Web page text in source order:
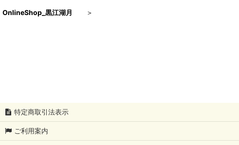
OnlineShop_黒江湖月 ＞
特定商取引法表示
ご利用案内